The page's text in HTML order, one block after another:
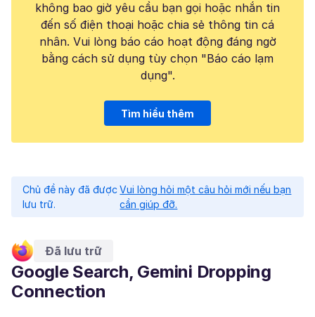
không bao giờ yêu cầu bạn gọi hoặc nhắn tin
đến số điện thoại hoặc chia sẻ thông tin cá
nhân. Vui lòng báo cáo hoạt động đáng ngờ
bằng cách sử dụng tùy chọn "Báo cáo lạm
dụng".
Tìm hiểu thêm
Chủ đề này đã được
lưu trữ.
Vui lòng hỏi một câu hỏi mới nếu bạn
cần giúp đỡ.
Đã lưu trữ
Google Search, Gemini Dropping
Connection